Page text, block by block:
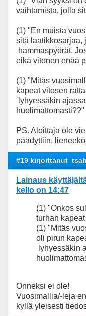
vaihtamista, jolla
(1) "En muista
sitä laatikkosarjaa,
hammaspyörät.
eikä vitonen enää
(1) "Mitäs
kapeat vitosen
lyhyessäkin
huolimattomasti??"
PS. Aloittaja ole
päädyttiin,
#19 kirjoittanut
Lainaus
kello on 14:47
(1) "Onkos
turhan kapeat
(1) "Mitäs
oli pirun
lyhyessäkin
Onneksi ei ole!
Vuosimallia/-leja
kyllä yleisesti